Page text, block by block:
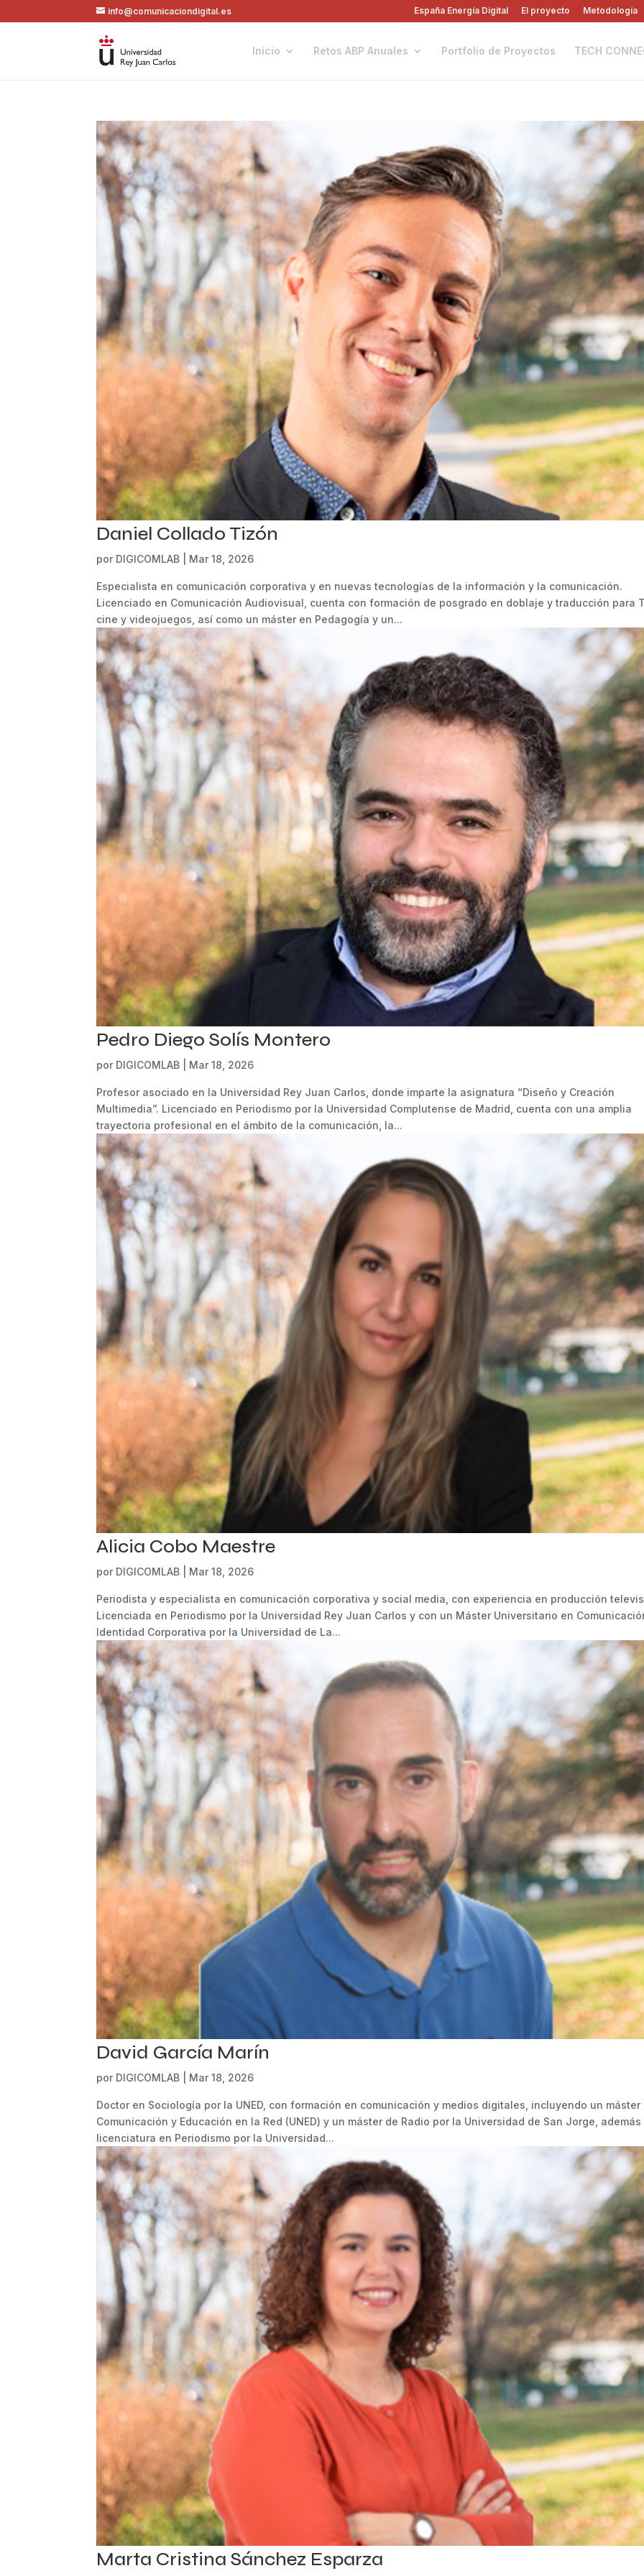
info@comunicaciondigital.es España Energía Digital El proyecto Metodología
Inicio Retos ABP Anuales Portfolio de Proyectos TECH
Daniel Collado Tizón
por DIGICOMLAB Mar 18, 2026
Especialista en comunicación corporativa y en nuevas tecnologías de la información y la comunicación.
Licenciado en Comunicación Audiovisual, cuenta con formación de posgrado en doblaje y traducción para
cine y videojuegos, así como un máster en Pedagogía y un...
Pedro Diego Solís Montero
por DIGICOMLAB Mar 18, 2026
Profesor asociado en la Universidad Rey Juan Carlos, donde imparte la asignatura “Diseño y Creación
Multimedia”. Licenciado en Periodismo por la Universidad Complutense de Madrid, cuenta con una amplia
trayectoria profesional en el ámbito de la comunicación, la...
Alicia Cobo Maestre
por DIGICOMLAB Mar 18, 2026
Periodista y especialista en comunicación corporativa y social media, con experiencia en producción
Licenciada en Periodismo por la Universidad Rey Juan Carlos y con un Máster Universitario en
Identidad Corporativa por la Universidad de La...
David García Marín
por DIGICOMLAB Mar 18, 2026
Doctor en Sociología por la UNED, con formación en comunicación y medios digitales, incluyendo un máster
Comunicación y Educación en la Red (UNED) y un máster de Radio por la Universidad de San Jorge, además
licenciatura en Periodismo por la Universidad...
Marta Cristina Sánchez Esparza